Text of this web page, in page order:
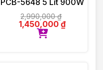
2,990,000₫
1,450,000₫